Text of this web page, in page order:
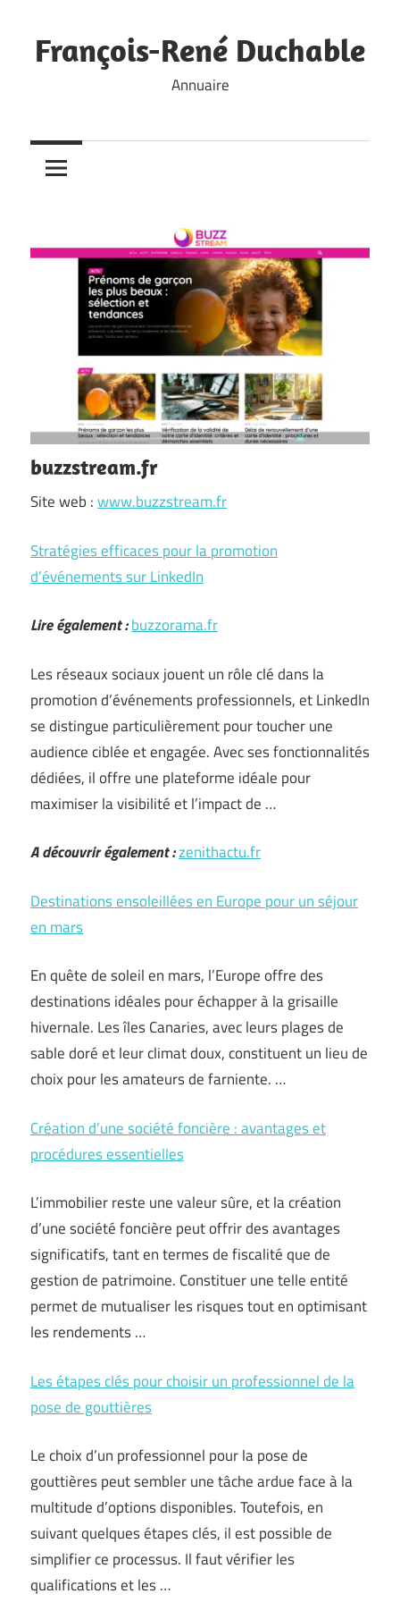
to
content
François-René Duchable
Annuaire
buzzstream.fr
Site web :www.buzzstream.fr
Stratégies efficaces pour la promotion
d’événements sur LinkedIn
Lire également :buzzorama.fr
Les réseaux sociaux jouent un rôle clé dans la
promotion d’événements professionnels, et LinkedIn
se distingue particulièrement pour toucher une
audience ciblée et engagée. Avec ses fonctionnalités
dédiées, il offre une plateforme idéale pour
maximiser la visibilité et l’impact de …
A découvrir également :zenithactu.fr
Destinations ensoleillées en Europe pour un séjour
en mars
En quête de soleil en mars, l’Europe offre des
destinations idéales pour échapper à la grisaille
hivernale. Les îles Canaries, avec leurs plages de
sable doré et leur climat doux, constituent un lieu de
choix pour les amateurs de farniente. …
Création d’une société foncière : avantages et
procédures essentielles
L’immobilier reste une valeur sûre, et la création
d’une société foncière peut offrir des avantages
significatifs, tant en termes de fiscalité que de
gestion de patrimoine. Constituer une telle entité
permet de mutualiser les risques tout en optimisant
les rendements …
Les étapes clés pour choisir un professionnel de la
pose de gouttières
Le choix d’un professionnel pour la pose de
gouttières peut sembler une tâche ardue face à la
multitude d’options disponibles. Toutefois, en
suivant quelques étapes clés, il est possible de
simplifier ce processus. Il faut vérifier les
qualifications et les …